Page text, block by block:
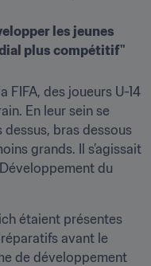
les jeunes
plus compétitif"
FIFA, des joueurs U-14
En leur sein se
bras dessous
grands. Il s’agissait
du
étaient présentes
avant le
de développement